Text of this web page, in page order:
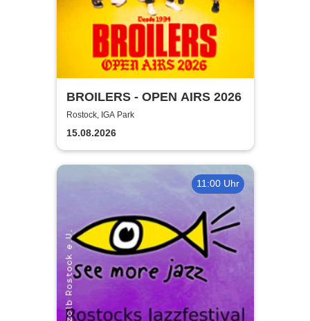
BROILERS - OPEN AIRS 2026
Rostock, IGA Park
15.08.2026
11:00 Uhr